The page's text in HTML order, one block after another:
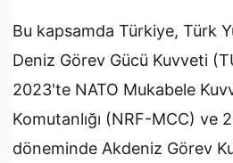
Bu kapsamda Türkiye, Türk
Deniz Görev Gücü Kuvveti
2023'te NATO Mukabele
Komutanlığı (NRF-MCC) ve
döneminde Akdeniz Görev